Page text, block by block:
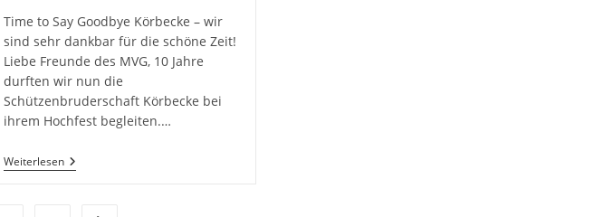
Time to Say Goodbye Körbecke – wir
sind sehr dankbar für die schöne Zeit!
Liebe Freunde des MVG, 10 Jahre
durften wir nun die
Schützenbruderschaft Körbecke bei
ihrem Hochfest begleiten.…
WeiterlesenTime
To